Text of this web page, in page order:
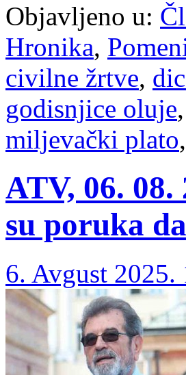
Objavljeno u:
Hronika,
civilne žrtve,
godisnjice oluje,
miljevački plato,
ATV, 06.
su poruka
6. Avgust 2025.